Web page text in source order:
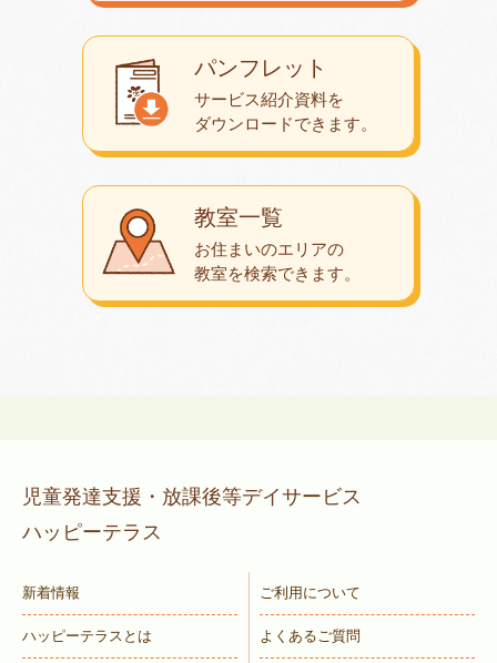
教室一覧
お住まいのエリアの
教室を検索できます。
パンフレット
サービス紹介資料を
ダウンロードできます。
児童発達支援・放課後等デイサービス
ハッピーテラス
新着情報
ハッピーテラスとは
ご利用について
よくあるご質問